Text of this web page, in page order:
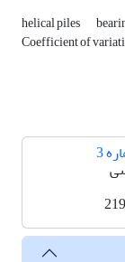
helical piles
Coefficient of